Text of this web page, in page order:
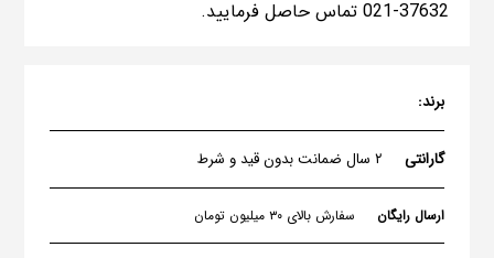
37632-021 تماس حاصل فرمایید.
برند:
گارانتی ۲ سال ضمانت بدون قید و شرط
ارسال رایگان سفارش بالای ۳۰ میلیون تومان